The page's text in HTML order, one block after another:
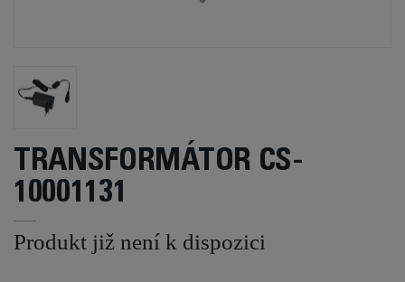
TRANSFORMÁTOR CS-
10001131
Produkt již není k dispozici